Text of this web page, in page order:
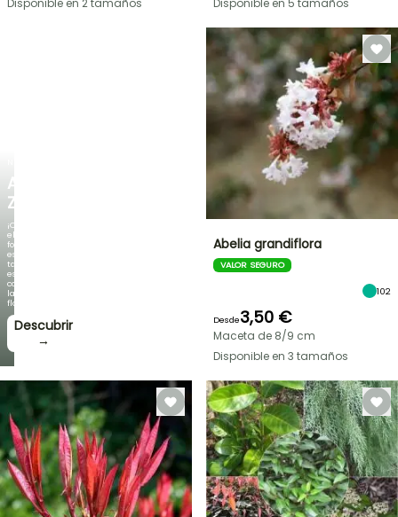
AGAPANTHUS
ZAMBEZI
¡Cuando
el
follaje
es
tan
espectacular
como
la
floración!
Descubrir
→
Disponible en 2 tamaños
Disponible en 5 tamaños
Abelia grandiflora
VALOR SEGURO
102
Desde3,50 €
Maceta de 8/9 cm
Disponible en 3 tamaños